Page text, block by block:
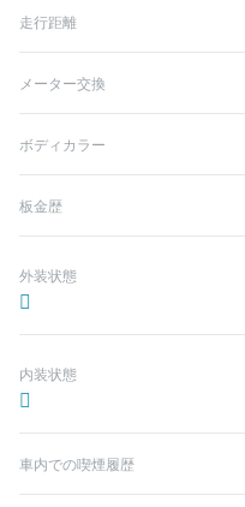
走行距離
メーター交換
ボディカラー
板金歴
外装状態
内装状態
車内での喫煙履歴